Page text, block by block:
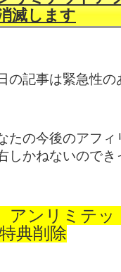
滅します
の記事は緊急性
たの今後のアフ
しかねないので
ンリミテッ
典削除